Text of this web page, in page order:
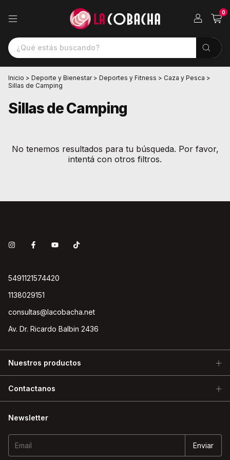
0
Inicio > Deporte y Bienestar > Deportes y Fitness > Caza y Pesca >
Sillas de Camping
Sillas de Camping
No tenemos resultados para tu búsqueda. Por favor,
intentá con otros filtros.
5491121574420
1138029151
consultas@lacobacha.net
Av. Dr. Ricardo Balbin 2436
Nuestros productos
Contactanos
Newsletter